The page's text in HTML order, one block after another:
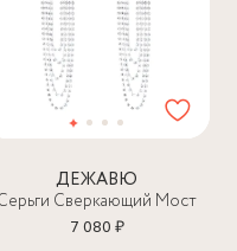
ДЕЖАВЮ
Сверкающий Мост
7 080 ₽